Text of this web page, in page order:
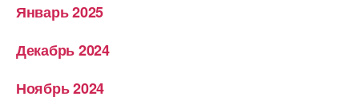
Январь 2025
Декабрь 2024
Ноябрь 2024